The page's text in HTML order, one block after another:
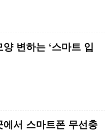
변하는 ‘스마트 입
에서 스마트폰 무선충